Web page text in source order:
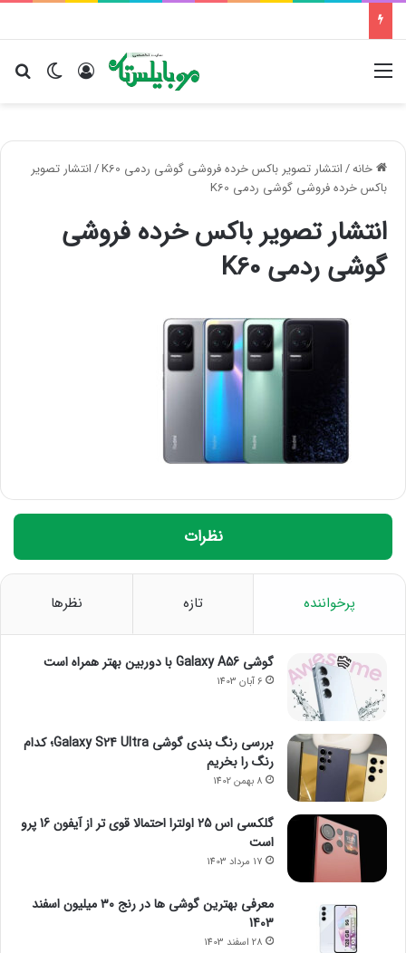
تغییر ورود
خانه/انتشار تصویر باکس خرده فروشی گوشی ردمی K60 /انتشار تصویر
باکس خرده فروشی گوشی ردمی K60
انتشار تصویر باکس خرده فروشی
گوشی ردمی K60
نظرات
پرخواننده تازه نظرها
گوشی Galaxy A56 با دوربین بهتر همراه است
6 آبان 1403
بررسی رنگ بندی گوشی Galaxy S24 Ultra؛ کدام
رنگ را بخریم
8 بهمن 1402
گلکسی اس 25 اولترا احتمالا قوی تر از آیفون 16 پرو
است
17 مرداد 1403
معرفی بهترین گوشی ها در رنج ۳۰ میلیون اسفند
1403
28 اسفند 1403